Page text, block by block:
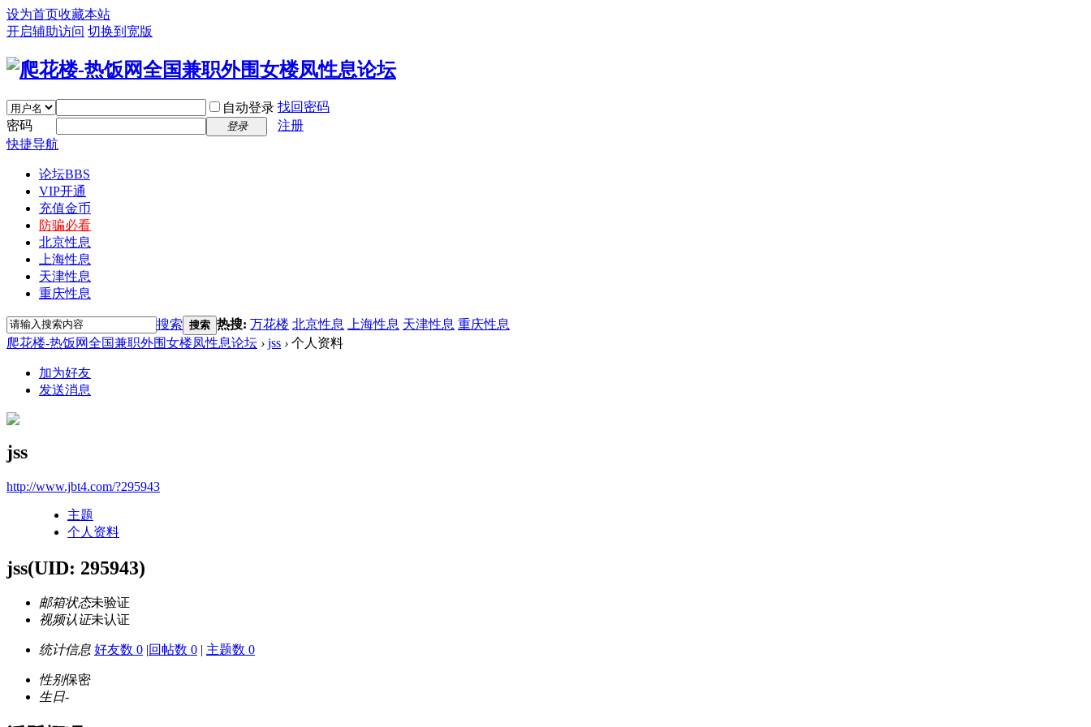
设为首页收藏本站
开启辅助访问 切换到宽版
自动登录 找回密码
密码
登录
注册
快捷导航
论坛BBS
VIP开通
充值金币
防骗必看
北京性息
上海性息
天津性息
重庆性息
搜索 搜索 热搜: 万花楼 北京性息 上海性息 天津性息 重庆性息
爬花楼-热饭网全国兼职外围女楼凤性息论坛 › jss › 个人资料
加为好友
发送消息
jss
http://www.jbt4.com/?295943
主题
个人资料
jss(UID: 295943)
邮箱状态未验证
视频认证未认证
统计信息 好友数 0 |回帖数 0 | 主题数 0
性别保密
生日-